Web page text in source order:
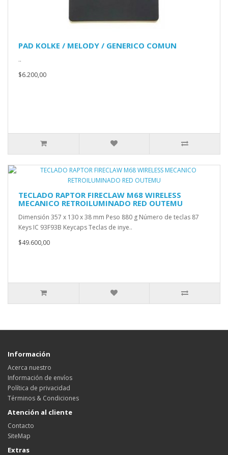
PAD KOLKE / MELODY / GENERICO COMUN
..
$6.200,00
TECLADO RAPTOR FIRECLAW M68 WIRELESS
MECANICO RETROILUMINADO RED OUTEMU
Dimensión 357 x 130 x 38 mm Peso 880 g Número de teclas 87
Keys IC 93F93B Keycaps Teclas de inye..
$49.600,00
Información
Acerca nuestro
Información de envíos
Política de privacidad
Términos & Condiciones
Atención al cliente
Contacto
SiteMap
Extras